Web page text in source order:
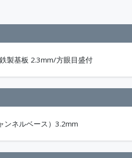
製基板 2.3mm/方眼目盛付
ネルベース）3.2mm